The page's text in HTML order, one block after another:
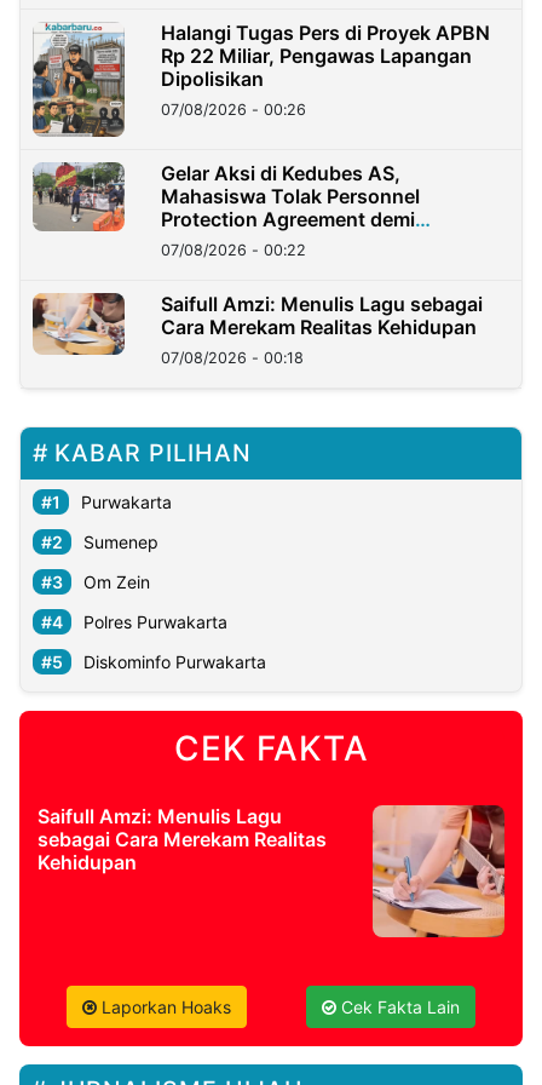
Halangi Tugas Pers di Proyek APBN
Rp 22 Miliar, Pengawas Lapangan
Dipolisikan
07/08/2026 - 00:26
Gelar Aksi di Kedubes AS,
Mahasiswa Tolak Personnel
Protection Agreement demi
Kedaulatan Negara
07/08/2026 - 00:22
Saifull Amzi: Menulis Lagu sebagai
Cara Merekam Realitas Kehidupan
07/08/2026 - 00:18
KABAR PILIHAN
Purwakarta
Sumenep
Om Zein
Polres Purwakarta
Diskominfo Purwakarta
CEK FAKTA
Saifull Amzi: Menulis Lagu
sebagai Cara Merekam Realitas
Kehidupan
Laporkan Hoaks Cek Fakta Lain